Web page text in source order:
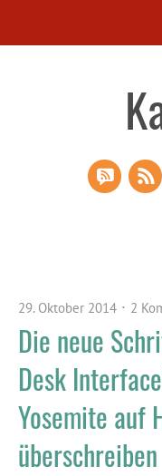
RSS
29. Oktober 2014 2
Die neue
Desk
Yosemite auf
überschreiben